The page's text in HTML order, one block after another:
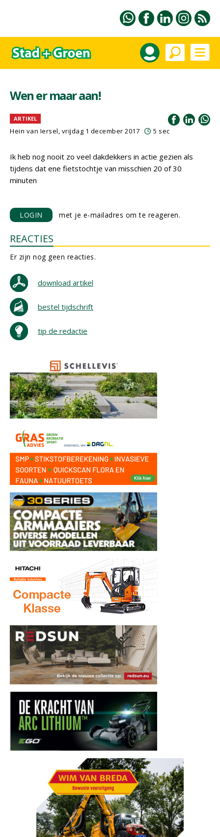
Wen er maar aan!
ARTIKEL
Hein van Iersel, vrijdag 1 december 2017 5 sec
Ik heb nog nooit zo veel dakdekkers in actie gezien als
tijdens dat ene fietstochtje van misschien 20 of 30
minuten
LOGIN met je e-mailadres om te reageren.
REACTIES
Er zijn nog geen reacties.
download artikel
bestel tijdschrift
tip de redactie